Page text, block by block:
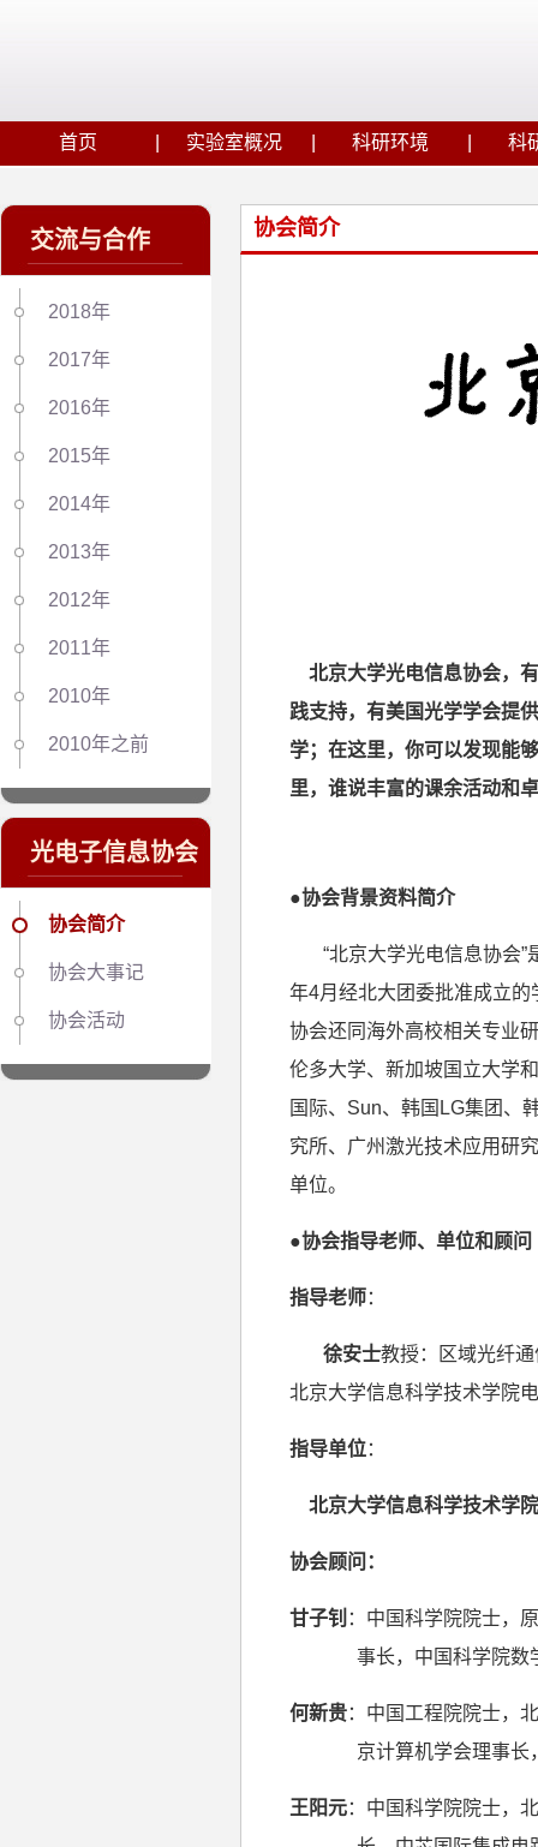
首页 实验室概况 科研环境 科
交流与合作
2018年
2017年
2016年
2015年
2014年
2013年
2012年
2011年
2010年
2010年之前
光电子信息协会
协会简介
协会大事记
协会活动
协会简介
北京大学光电信息协会，
践支持，有美国光学学会提
学；在这里，你可以发现能
里，谁说丰富的课余活动和
●协会背景资料简介
“北京大学光电信息协会”
年4月经北大团委批准成立
协会还同海外高校相关专业
伦多大学、新加坡国立大学
国际、 Sun、韩国 LG集团、
究所、广州激光技术应用研
单位。
●协会指导老师、单位和顾问
指导老师：
徐安士教授：区域光纤
北京大学信息科学技术学院
指导单位：
北京大学信息科学技术学院
协会顾问：
甘子钊 ：中国科学院院士，
事长，中国科学院数
何新贵：中国工程院院士，
京计算机学会理事长
王阳元：中国科学院院士，